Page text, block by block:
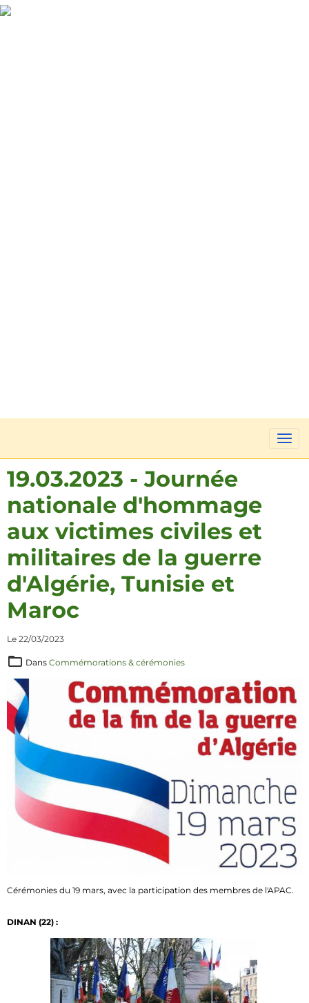
19.03.2023 - Journée
nationale d'hommage
aux victimes civiles et
militaires de la guerre
d'Algérie, Tunisie et
Maroc
Le 22/03/2023
Dans Commémorations & cérémonies
Cérémonies du 19 mars, avec la participation des membres de l'APAC.
DINAN (22) :